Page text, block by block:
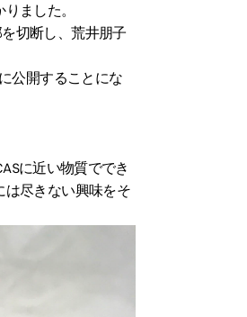
ました。
切断し、荒井朋子
公開することにな
に近い物質ででき
尽きない興味をそ